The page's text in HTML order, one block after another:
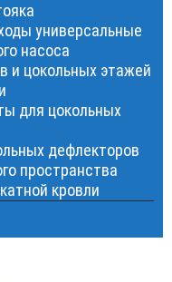
универсальные
насоса
и цокольных этажей
для цокольных
дефлекторов
пространства
кровли